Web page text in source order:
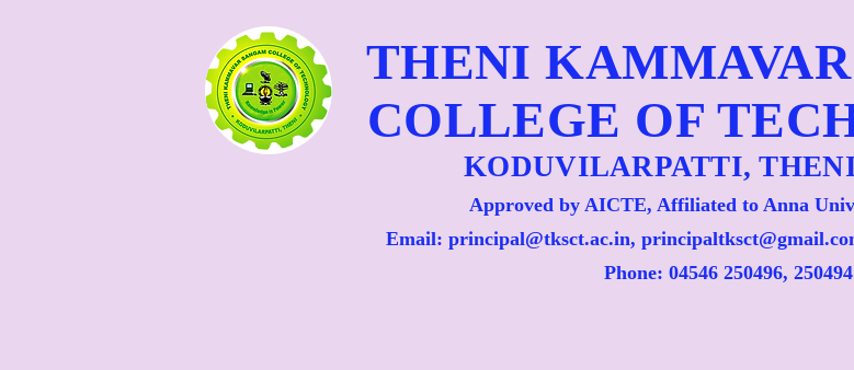
THENI
COLLEGE OF
KODUVILARPATTI, THENI
Approved by AICTE, Affiliated to Anna
Email: principal@tksct.ac.in,
Phone: 04546 250496, 250494